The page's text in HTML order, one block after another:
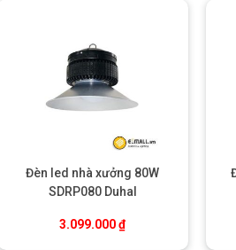
Đèn led nhà xưởng 80W
SDRP080 Duhal
3.099.000₫